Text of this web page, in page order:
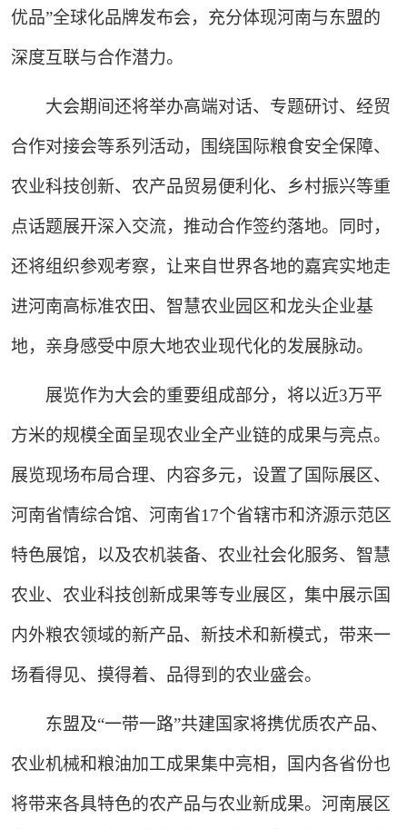
优品”全球化品牌发布会，充分体现河南与东盟的
深度互联与合作潜力。
大会期间还将举办高端对话、专题研讨、经贸
合作对接会等系列活动，围绕国际粮食安全保障、
农业科技创新、农产品贸易便利化、乡村振兴等重
点话题展开深入交流，推动合作签约落地。同时，
还将组织参观考察，让来自世界各地的嘉宾实地走
进河南高标准农田、智慧农业园区和龙头企业基
地，亲身感受中原大地农业现代化的发展脉动。
展览作为大会的重要组成部分，将以近3万平
方米的规模全面呈现农业全产业链的成果与亮点。
展览现场布局合理、内容多元，设置了国际展区、
河南省情综合馆、河南省17个省辖市和济源示范区
特色展馆，以及农机装备、农业社会化服务、智慧
农业、农业科技创新成果等专业展区，集中展示国
内外粮农领域的新产品、新技术和新模式，带来一
场看得见、摸得着、品得到的农业盛会。
东盟及“一带一路”共建国家将携优质农产品、
农业机械和粮油加工成果集中亮相，国内各省份也
将带来各具特色的农产品与农业新成果。河南展区